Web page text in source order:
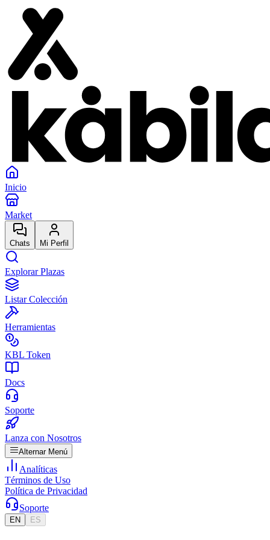
Inicio
Market
Chats Mi Perfil
Explorar Plazas
Listar Colección
Herramientas
KBL Token
Docs
Soporte
Lanza con Nosotros
Alternar Menú
Analíticas
Términos de Uso
Política de Privacidad
Soporte
EN ES